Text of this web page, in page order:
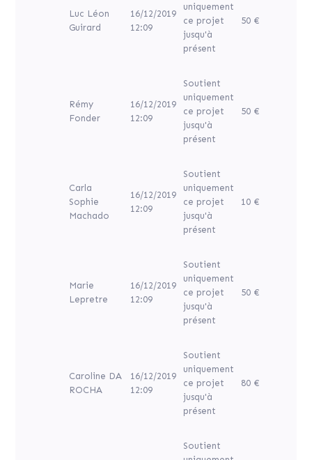
Luc Léon
Guirard
16/12/2019
12:09
uniquement
ce projet
jusqu'à
présent
50 €
Rémy
Fonder
16/12/2019
12:09
Soutient
uniquement
ce projet
jusqu'à
présent
50 €
Carla
Sophie
Machado
16/12/2019
12:09
Soutient
uniquement
ce projet
jusqu'à
présent
10 €
Marie
Lepretre
16/12/2019
12:09
Soutient
uniquement
ce projet
jusqu'à
présent
50 €
Caroline DA
ROCHA
16/12/2019
12:09
Soutient
uniquement
ce projet
jusqu'à
présent
80 €
Soutient